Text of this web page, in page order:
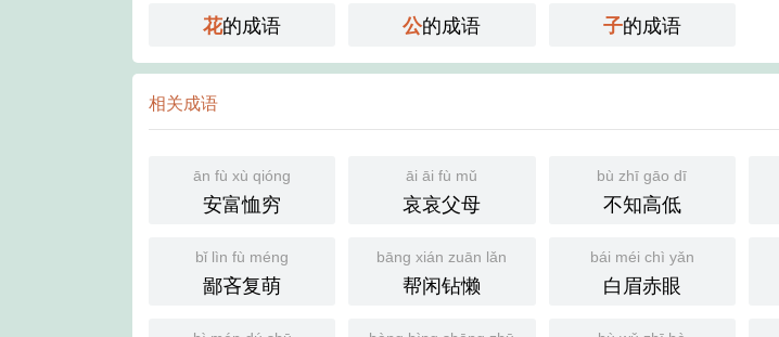
花的成语 公的成语 子的成语
相关成语
ān fù xù qióng
安富恤穷
āi āi fù mǔ
哀哀父母
bù zhī gāo dī
不知高低
bǐ lìn fù méng
鄙吝复萌
bāng xián zuān lǎn
帮闲钻懒
bái méi chì yǎn
白眉赤眼